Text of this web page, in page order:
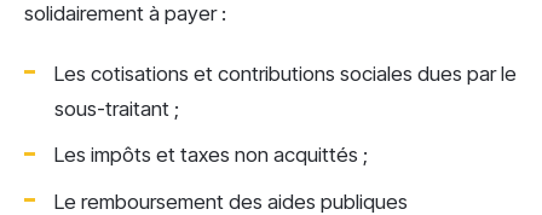
solidairement à payer :
Les cotisations et contributions sociales dues par le
sous-traitant ;
Les impôts et taxes non acquittés ;
Le remboursement des aides publiques